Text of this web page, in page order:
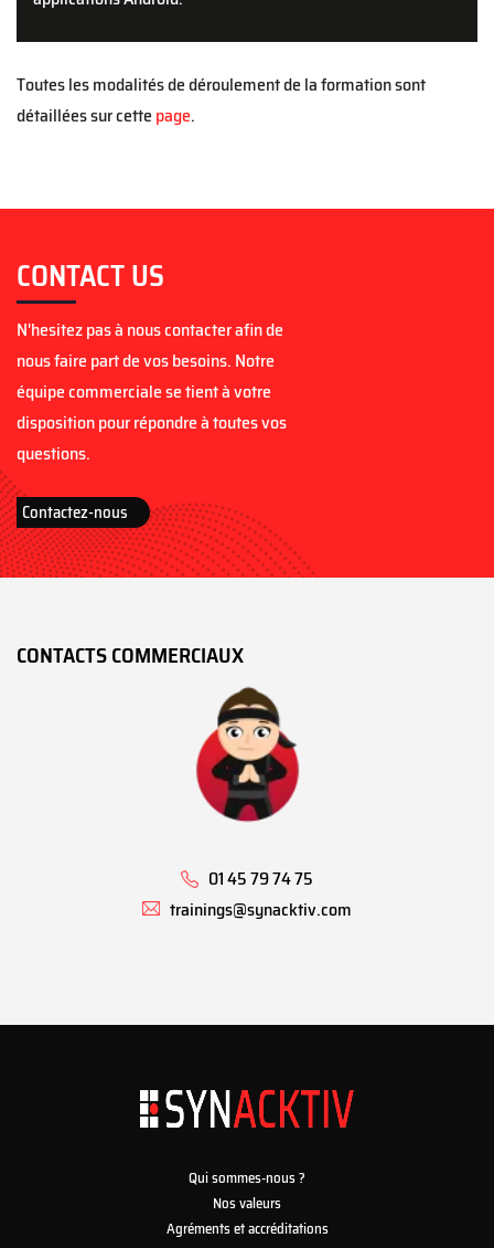
Toutes les modalités de déroulement de la formation sont
détaillées sur cette page.
CONTACT US
N'hesitez pas à nous contacter afin de
nous faire part de vos besoins. Notre
équipe commerciale se tient à votre
disposition pour répondre à toutes vos
questions.
Contactez-nous
CONTACTS COMMERCIAUX
01 45 79 74 75
trainings@synacktiv.com
Qui sommes-nous ?
Nos valeurs
Agréments et accréditations